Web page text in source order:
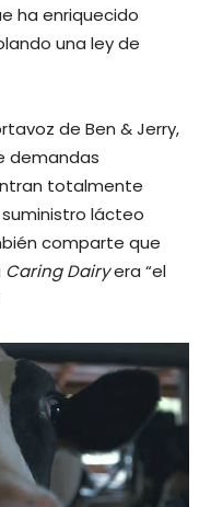
ha enriquecido
una ley de
de Ben & Jerry,
demandas
totalmente
lácteo
comparte que
Caring Dairyera “el